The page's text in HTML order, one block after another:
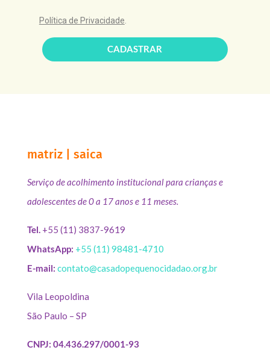
Política de Privacidade
CADASTRAR
matriz | saica
Serviço de acolhimento institucional para crianças e
adolescentes de 0 a 17 anos e 11 meses.
Tel. +55 (11) 3837-9619
WhatsApp: +55 (11) 98481-4710
E-mail: contato@casadopequenocidadao.org.br
Vila Leopoldina
São Paulo – SP
CNPJ: 04.436.297/0001-93